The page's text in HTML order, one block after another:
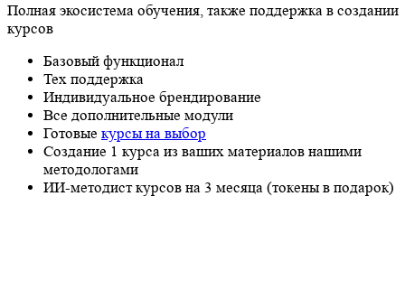
Полная экосистема обучения, также поддержка в создании
курсов
Базовый функционал
Тех поддержка
Индивидуальное брендирование
Все дополнительные модули
Готовые курсы на выбор
Создание 1 курса из ваших материалов нашими
методологами
ИИ-методист курсов на 3 месяца (токены в подарок)